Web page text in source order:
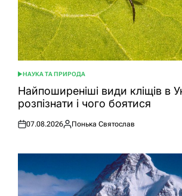
ОПУБЛІКУВАТИ
У
НАУКА ТА ПРИРОДА
Найпоширеніші види кліщів в
розпізнати і чого боятися
Оприлюднено
07.08.2026
Опубліковано
Понька Святослав